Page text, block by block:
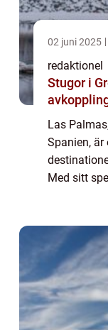
02 juni 2025
redaktionel
Stugor i
Las
Spanien, är
Med sitt